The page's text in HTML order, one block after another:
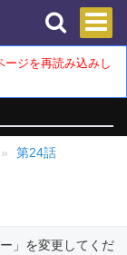
ジを再読み込みし
第24話
」を変更してくだ